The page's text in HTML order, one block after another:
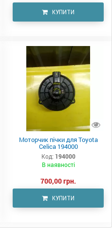
КУПИТИ
Моторчик пічки для Toyota
Celica 194000
Код: 194000
В наявності
700,00 грн.
КУПИТИ